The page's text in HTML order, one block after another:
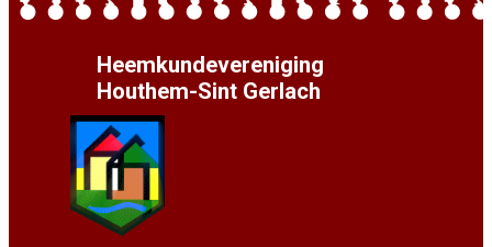
Heemkundevereniging
Houthem-Sint Gerlach